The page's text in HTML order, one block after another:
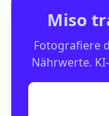
Miso
Fotografiere
Nährwerte.